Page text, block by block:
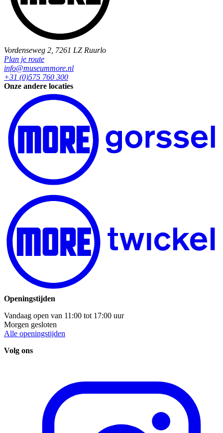
Vordenseweg 2, 7261 LZ Ruurlo
Plan je route
info@museummore.nl
+31 (0)575 760 300
Onze andere locaties
Openingstijden
Vandaag open van 11:00 tot 17:00 uur
Morgen gesloten
Alle openingstijden
Volg ons